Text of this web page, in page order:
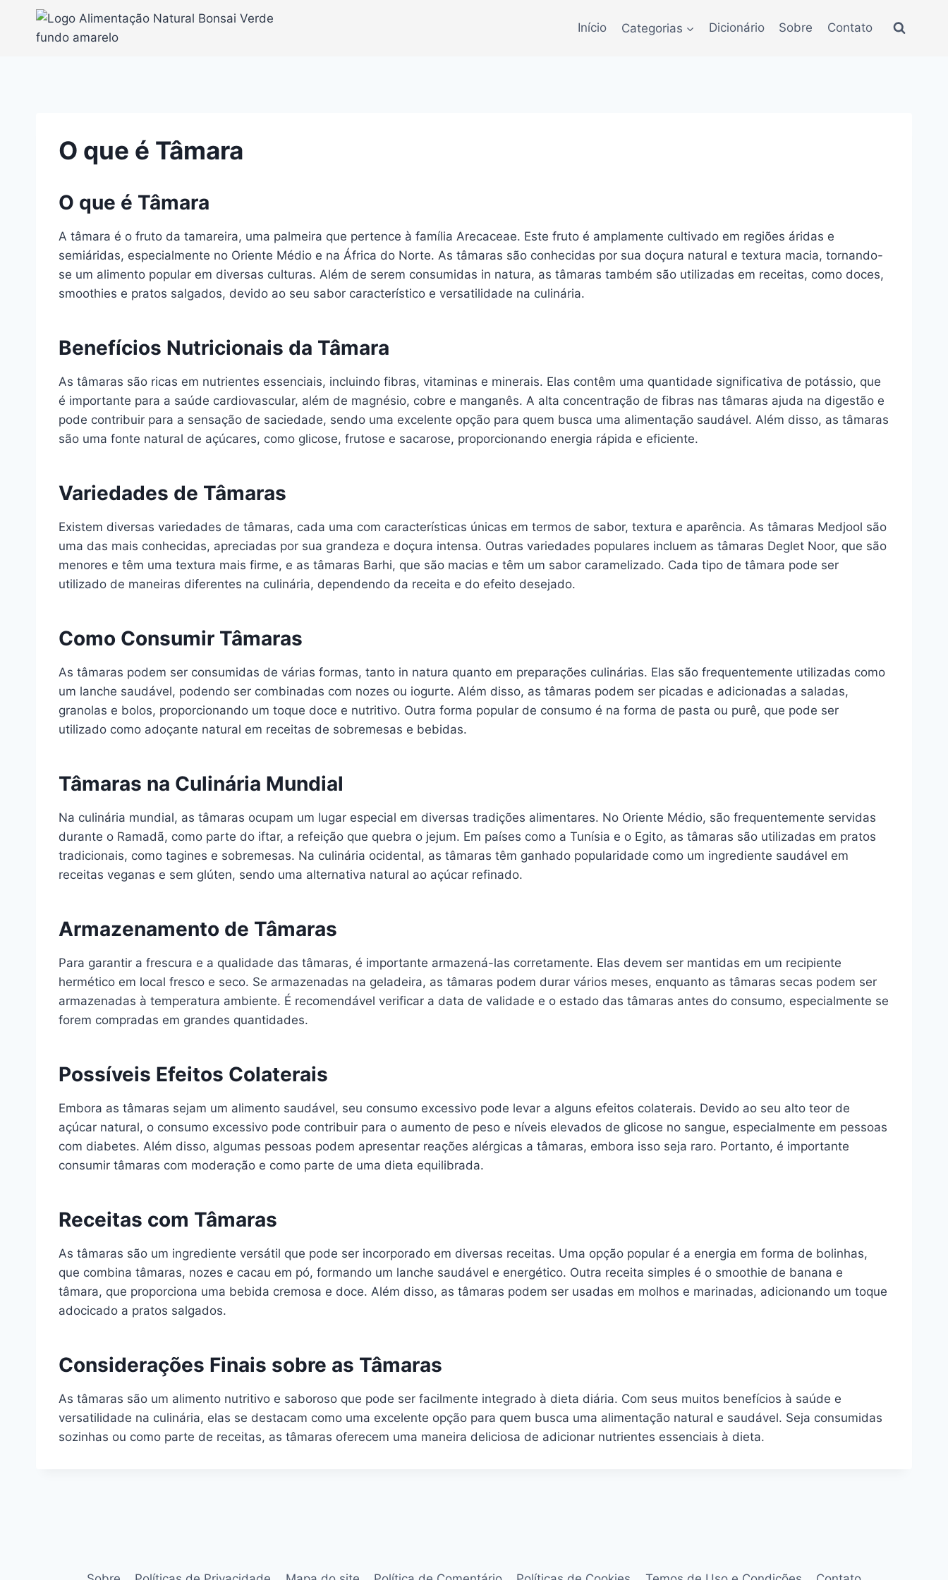
Início Categorias Dicionário Sobre Contato
O que é Tâmara
O que é Tâmara
A tâmara é o fruto da tamareira, uma palmeira que pertence à família Arecaceae. Este fruto é amplamente cultivado em regiões áridas e
semiáridas, especialmente no Oriente Médio e na África do Norte. As tâmaras são conhecidas por sua doçura natural e textura macia, tornando-
se um alimento popular em diversas culturas. Além de serem consumidas in natura, as tâmaras também são utilizadas em receitas, como doces,
smoothies e pratos salgados, devido ao seu sabor característico e versatilidade na culinária.
Benefícios Nutricionais da Tâmara
As tâmaras são ricas em nutrientes essenciais, incluindo fibras, vitaminas e minerais. Elas contêm uma quantidade significativa de potássio, que
é importante para a saúde cardiovascular, além de magnésio, cobre e manganês. A alta concentração de fibras nas tâmaras ajuda na digestão e
pode contribuir para a sensação de saciedade, sendo uma excelente opção para quem busca uma alimentação saudável. Além disso, as tâmaras
são uma fonte natural de açúcares, como glicose, frutose e sacarose, proporcionando energia rápida e eficiente.
Variedades de Tâmaras
Existem diversas variedades de tâmaras, cada uma com características únicas em termos de sabor, textura e aparência. As tâmaras Medjool são
uma das mais conhecidas, apreciadas por sua grandeza e doçura intensa. Outras variedades populares incluem as tâmaras Deglet Noor, que são
menores e têm uma textura mais firme, e as tâmaras Barhi, que são macias e têm um sabor caramelizado. Cada tipo de tâmara pode ser
utilizado de maneiras diferentes na culinária, dependendo da receita e do efeito desejado.
Como Consumir Tâmaras
As tâmaras podem ser consumidas de várias formas, tanto in natura quanto em preparações culinárias. Elas são frequentemente utilizadas como
um lanche saudável, podendo ser combinadas com nozes ou iogurte. Além disso, as tâmaras podem ser picadas e adicionadas a saladas,
granolas e bolos, proporcionando um toque doce e nutritivo. Outra forma popular de consumo é na forma de pasta ou purê, que pode ser
utilizado como adoçante natural em receitas de sobremesas e bebidas.
Tâmaras na Culinária Mundial
Na culinária mundial, as tâmaras ocupam um lugar especial em diversas tradições alimentares. No Oriente Médio, são frequentemente servidas
durante o Ramadã, como parte do iftar, a refeição que quebra o jejum. Em países como a Tunísia e o Egito, as tâmaras são utilizadas em pratos
tradicionais, como tagines e sobremesas. Na culinária ocidental, as tâmaras têm ganhado popularidade como um ingrediente saudável em
receitas veganas e sem glúten, sendo uma alternativa natural ao açúcar refinado.
Armazenamento de Tâmaras
Para garantir a frescura e a qualidade das tâmaras, é importante armazená-las corretamente. Elas devem ser mantidas em um recipiente
hermético em local fresco e seco. Se armazenadas na geladeira, as tâmaras podem durar vários meses, enquanto as tâmaras secas podem ser
armazenadas à temperatura ambiente. É recomendável verificar a data de validade e o estado das tâmaras antes do consumo, especialmente se
forem compradas em grandes quantidades.
Possíveis Efeitos Colaterais
Embora as tâmaras sejam um alimento saudável, seu consumo excessivo pode levar a alguns efeitos colaterais. Devido ao seu alto teor de
açúcar natural, o consumo excessivo pode contribuir para o aumento de peso e níveis elevados de glicose no sangue, especialmente em pessoas
com diabetes. Além disso, algumas pessoas podem apresentar reações alérgicas a tâmaras, embora isso seja raro. Portanto, é importante
consumir tâmaras com moderação e como parte de uma dieta equilibrada.
Receitas com Tâmaras
As tâmaras são um ingrediente versátil que pode ser incorporado em diversas receitas. Uma opção popular é a energia em forma de bolinhas,
que combina tâmaras, nozes e cacau em pó, formando um lanche saudável e energético. Outra receita simples é o smoothie de banana e
tâmara, que proporciona uma bebida cremosa e doce. Além disso, as tâmaras podem ser usadas em molhos e marinadas, adicionando um toque
adocicado a pratos salgados.
Considerações Finais sobre as Tâmaras
As tâmaras são um alimento nutritivo e saboroso que pode ser facilmente integrado à dieta diária. Com seus muitos benefícios à saúde e
versatilidade na culinária, elas se destacam como uma excelente opção para quem busca uma alimentação natural e saudável. Seja consumidas
sozinhas ou como parte de receitas, as tâmaras oferecem uma maneira deliciosa de adicionar nutrientes essenciais à dieta.